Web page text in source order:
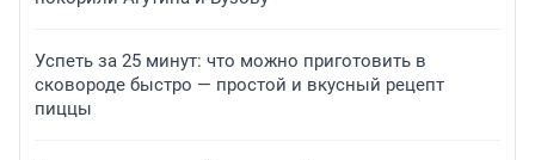
Успеть за 25 минут: что можно приготовить в
сковороде быстро — простой и вкусный рецепт
пиццы